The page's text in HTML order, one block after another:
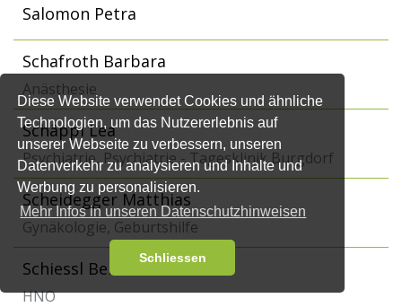
Diese Website verwendet Cookies und ähnliche
Technologien, um das Nutzererlebnis auf
unserer Webseite zu verbessern, unseren
Datenverkehr zu analysieren und Inhalte und
Werbung zu personalisieren.
Mehr Infos in unseren Datenschutzhinweisen
Schliessen
Salomon Petra
Schafroth Barbara
Anästhesie
Schäppi Lea
Psychiatrie, Psychiatrie - Tagesklinik Burgdorf
Scheidegger Matthias
Gynäkologie, Geburtshilfe
Schiessl Bernard
HNO